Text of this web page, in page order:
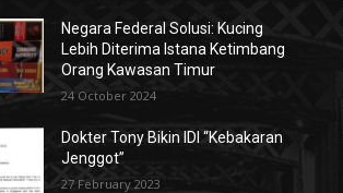
Negara Federal Solusi: Kucing
Lebih Diterima Istana Ketimbang
Orang Kawasan Timur
24 October 2024
Dokter Tony Bikin IDI “Kebakaran
Jenggot”
27 February 2023